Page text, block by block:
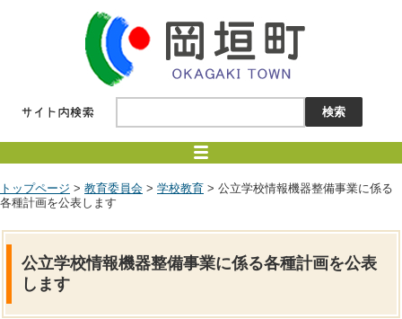
トップページ > 教育委員会 > 学校教育 > 公立学校情報機器整備事業に係る
各種計画を公表します
公立学校情報機器整備事業に係る各種計画を公表
します